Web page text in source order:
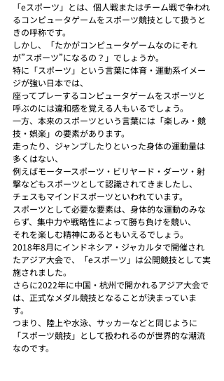
「eスポーツ」とは、個人戦またはチーム戦で争われ
るコンピュータゲームをスポーツ競技として扱うと
きの呼称です。
しかし、「たかがコンピュータゲームなのにそれ
が”スポーツ”になるの？」でしょうか。
特に「スポーツ」という言葉に体育・運動系イメー
ジが強い日本では、
座ってプレーするコンピュータゲームをスポーツと
呼ぶのには違和感を覚える人もいるでしょう。
一方、本来のスポーツという言葉には「楽しみ・競
技・娯楽」の要素があります。
走ったり、ジャンプしたりといった身体の運動量は
多くはない、
例えばモータースポーツ・ビリヤード・ダーツ・射
撃などもスポーツとして認識されてきましたし、
チェスもマインドスポーツといわれています。
スポーツとして必要な要素は、身体的な運動のみな
らず、集中力や戦略性によって勝ち負けを競い、
それを楽しむ精神にあるともいえるでしょう。
2018年8月にインドネシア・ジャカルタで開催され
たアジア大会で、「eスポーツ」は公開競技として実
施されました。
さらに2022年に中国・杭州で開かれるアジア大会で
は、正式なメダル競技となることが決まっていま
す。
つまり、陸上や水泳、サッカーなどと同じように
「スポーツ競技」として扱われるのが世界的な潮流
なのです。